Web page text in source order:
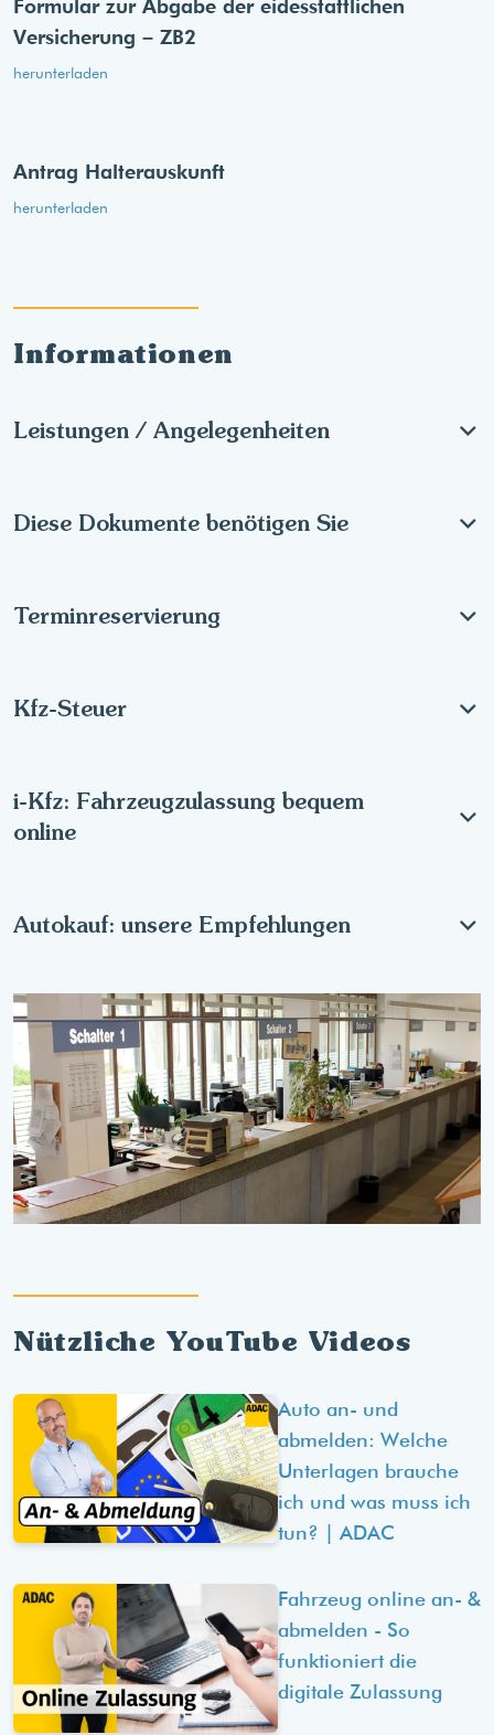
Informationen
Leistungen / Angelegenheiten
Diese Dokumente benötigen Sie
Terminreservierung
Kfz-Steuer
i-Kfz: Fahrzeugzulassung bequem
online
Autokauf: unsere Empfehlungen
Formular zur Abgabe der eides­stattlichen
Versicherung – ZB2
herunterladen
Antrag Halterauskunft
herunterladen
Nützliche YouTube Videos
Auto an- und
abmelden: Welche
Unterlagen brauche
ich und was muss ich
tun? | ADAC
Fahrzeug online an- &
abmelden - So
funktioniert die
digitale Zulassung